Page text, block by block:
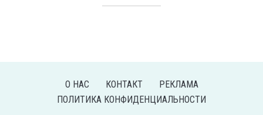
О НАС КОНТАКТ
РЕКЛАМА
ПОЛИТИКА КОНФИДЕНЦИАЛЬНОСТИ